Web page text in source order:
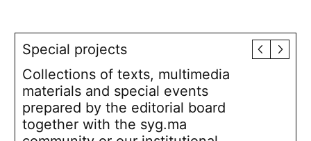
Special projects
Collections of texts, multimedia
materials and special events
prepared by the editorial board
together with the syg.ma